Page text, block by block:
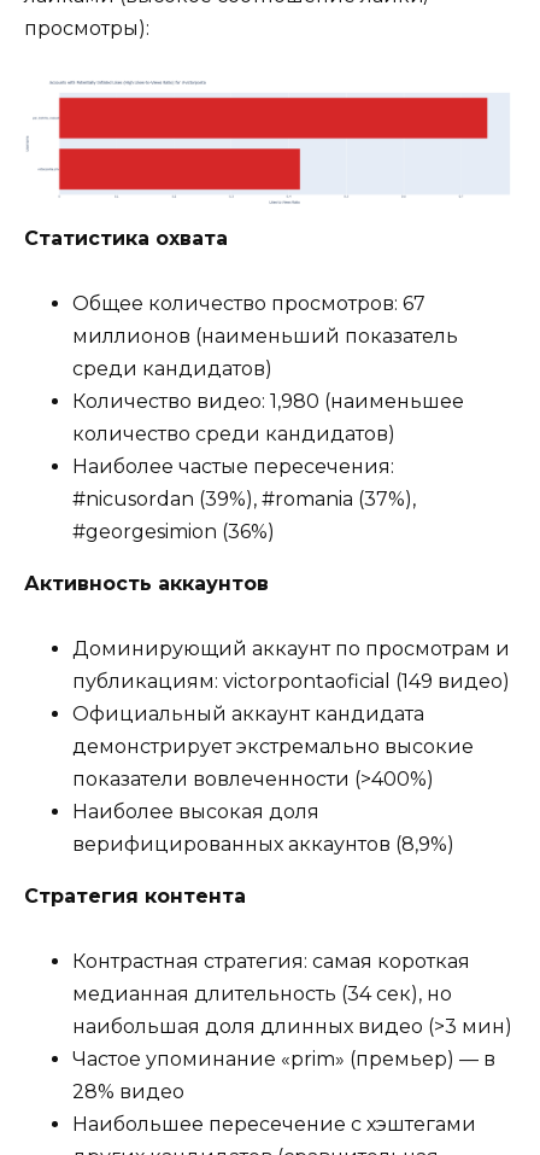
просмотры):
Статистика охвата
Общее количество просмотров: 67
миллионов (наименьший показатель
среди кандидатов)
Количество видео: 1,980 (наименьшее
количество среди кандидатов)
Наиболее частые пересечения:
#nicusordan (39%), #romania (37%),
#georgesimion (36%)
Активность аккаунтов
Доминирующий аккаунт по просмотрам и
публикациям: victorpontaoficial (149 видео)
Официальный аккаунт кандидата
демонстрирует экстремально высокие
показатели вовлеченности (>400%)
Наиболее высокая доля
верифицированных аккаунтов (8,9%)
Стратегия контента
Контрастная стратегия: самая короткая
медианная длительность (34 сек), но
наибольшая доля длинных видео (>3 мин)
Частое упоминание «prim» (премьер) — в
28% видео
Наибольшее пересечение с хэштегами